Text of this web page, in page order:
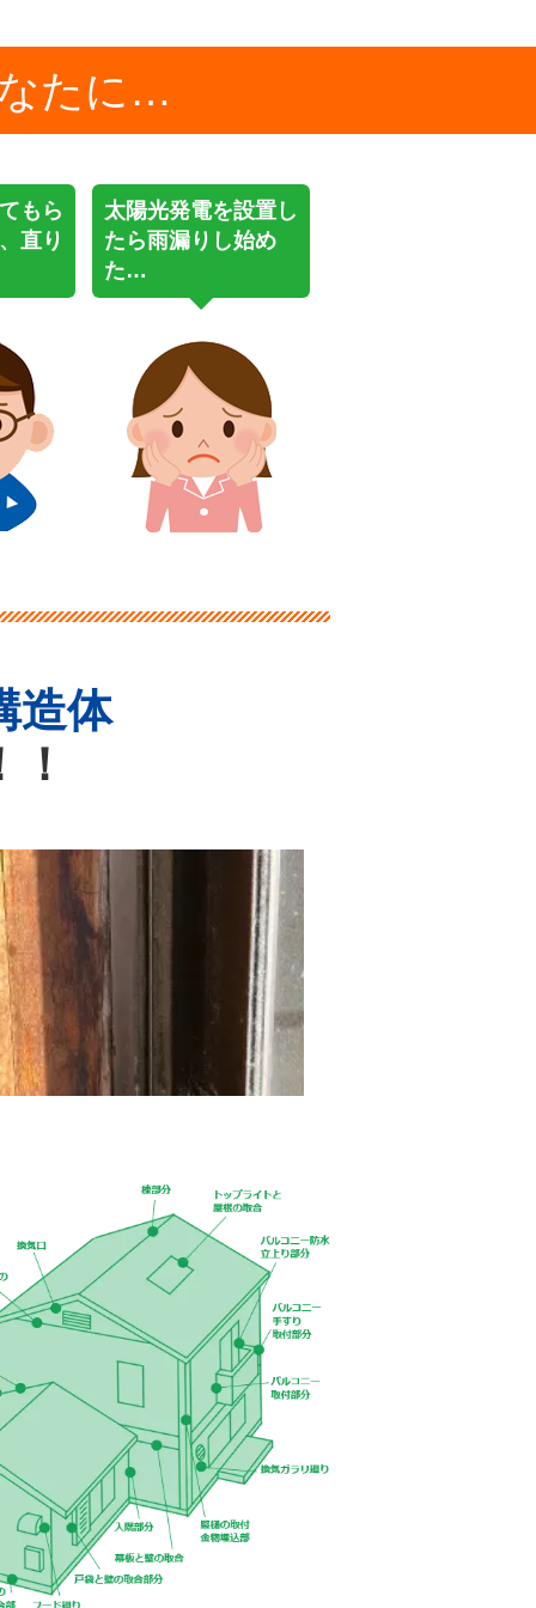
たに…
もら
直り
太陽光発電を設置し
たら雨漏りし始め
た…
造体